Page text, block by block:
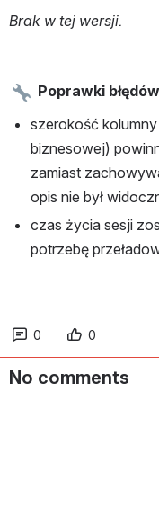
Brak w tej wersji.
Poprawki
szerokość
biznesowej)
zamiast
opis nie był
czas życia sesji
potrzebę
0 0
No comments